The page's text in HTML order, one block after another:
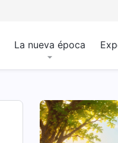
La nueva época